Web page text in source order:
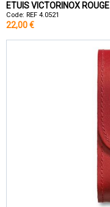
ETUIS VICTORINOX ROUGE
Code: REF 4.0521
22,00 €